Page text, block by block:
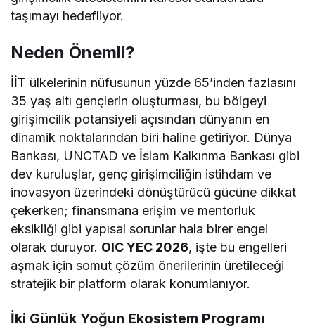
taşımayı hedefliyor.
Neden Önemli?
İİT ülkelerinin nüfusunun yüzde 65’inden fazlasını
35 yaş altı gençlerin oluşturması, bu bölgeyi
girişimcilik potansiyeli açısından dünyanın en
dinamik noktalarından biri haline getiriyor. Dünya
Bankası, UNCTAD ve İslam Kalkınma Bankası gibi
dev kuruluşlar, genç girişimciliğin istihdam ve
inovasyon üzerindeki dönüştürücü gücüne dikkat
çekerken; finansmana erişim ve mentorluk
eksikliği gibi yapısal sorunlar hala birer engel
olarak duruyor. OIC YEC 2026, işte bu engelleri
aşmak için somut çözüm önerilerinin üretileceği
stratejik bir platform olarak konumlanıyor.
İki Günlük Yoğun Ekosistem Programı